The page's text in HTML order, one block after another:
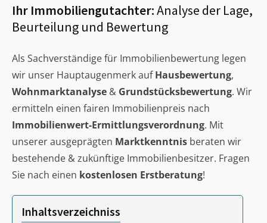
Ihr Immobiliengutachter:Analyse der Lage,
Beurteilung und Bewertung
Als Sachverständige für Immobilienbewertung legen
wir unser Hauptaugenmerk aufHausbewertung,
Wohnmarktanalyse & Grundstücksbewertung. Wir
ermitteln einen fairen Immobilienpreis nach
Immobilienwert-Ermittlungsverordnung. Mit
unserer ausgeprägten Marktkenntnis beraten wir
bestehende & zukünftige Immobilienbesitzer. Fragen
Sie nach einen kostenlosen Erstberatung!
Inhaltsverzeichniss